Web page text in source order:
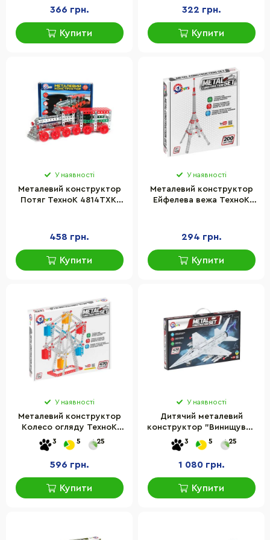
366 грн.
Купити
322 грн.
Купити
У наявності
Металевий конструктор
Потяг ТехноК 4814TXK,
458 грн.
Купити
У наявності
Металевий конструктор
Ейфелева вежа ТехноК
294 грн.
Купити
У наявності
Металевий конструктор
Колесо огляду ТехноК
7891TXK, 470 деталей
3 5 25
596 грн.
Купити
У наявності
Дитячий металевий
конструктор "Винищувач
F16" ТехноК 9598TXK 430
деталей
3 5 25
1 080 грн.
Купити